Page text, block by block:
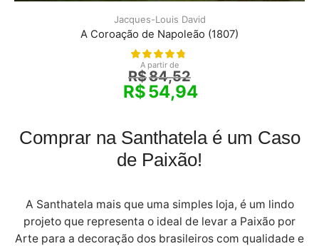
Jacques-Louis David
A Coroação de Napoleão (1807)
A partir de
R$84,52
R$54,94
Comprar na Santhatela é um Caso
de Paixão!
A Santhatela mais que uma simples loja, é um lindo
projeto que representa o ideal de levar a Paixão por
Arte para a decoração dos brasileiros com qualidade e